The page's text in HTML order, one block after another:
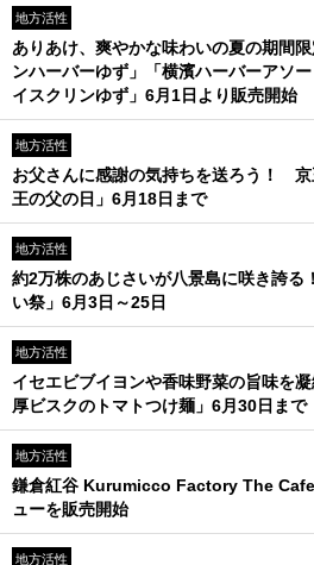
地方活性
ありあけ、爽やかな味わいの夏の期間
ンハーバーゆず」「横濱ハーバーアソ
イスクリンゆず」6月1日より販売開始
地方活性
お父さんに感謝の気持ちを送ろう！
王の父の日」6月18日まで
地方活性
約2万株のあじさいが八景島に咲き誇
い祭」6月3日～25日
地方活性
イセエビブイヨンや香味野菜の旨味を
厚ビスクのトマトつけ麺」6月30日まで
地方活性
鎌倉紅谷 Kurumicco Factory The
ューを販売開始
地方活性